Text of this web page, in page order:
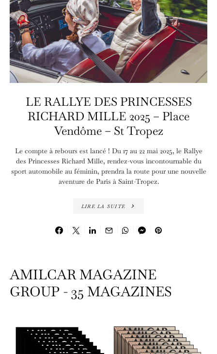
LE RALLYE DES PRINCESSES
RICHARD MILLE 2025 – Place
Vendôme – St Tropez
Le compte à rebours est lancé ! Du 17 au 22 mai 2025, le Rallye
des Princesses Richard Mille, rendez-vous incontournable du
sport automobile au féminin, prendra la route pour une nouvelle
aventure de Paris à Saint-Tropez.
LIRE LA SUITE
AMILCAR MAGAZINE
GROUP - 35 MAGAZINES